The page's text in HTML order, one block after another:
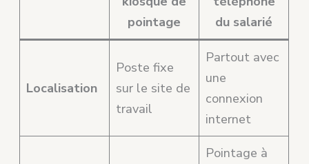
pointage
du salarié
Localisation
Poste fixe
sur le site de
travail
Partout avec
une
connexion
internet
Pointage à